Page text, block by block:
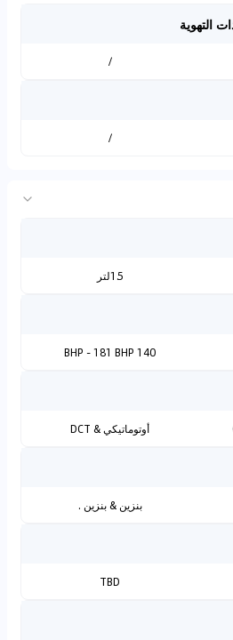
التهوية
/
/
1.5لتر
140 BHP - 181 BHP
أوتوماتيكي & DCT
بنزين & بنزين .
TBD